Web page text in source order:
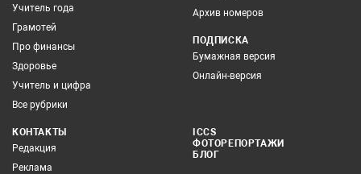
Учитель года
Грамотей
Про финансы
Здоровье
Учитель и цифра
Все рубрики
Архив номеров
ПОДПИСКА
Бумажная версия
Онлайн-версия
КОНТАКТЫ
Редакция
Реклама
ICCS
ФОТОРЕПОРТАЖИ
БЛОГ